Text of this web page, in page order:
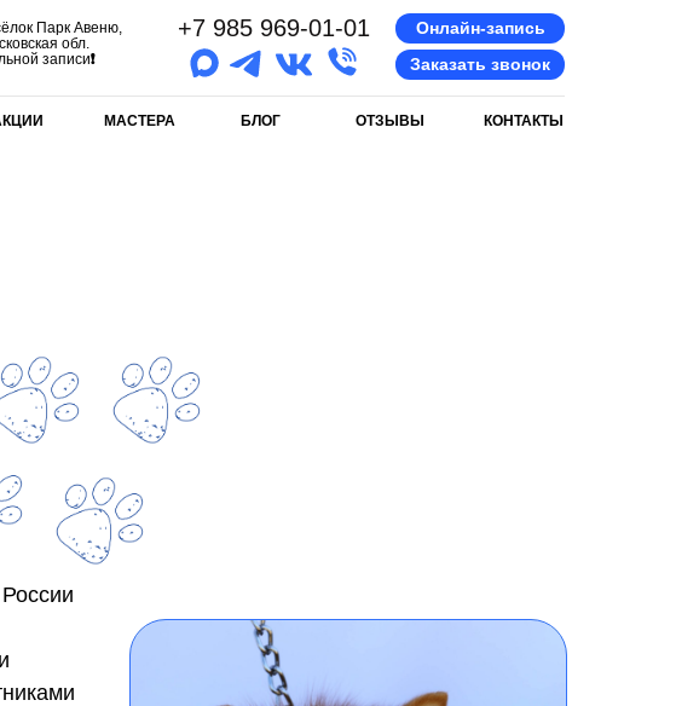
Онлайн-запись
МАСТЕРА БЛОГ КОНТАКТЫ
ОТЗЫВЫ
Заказать звонок
+7 985 969-01-01
Парк Авеню,
обл.
записи❗